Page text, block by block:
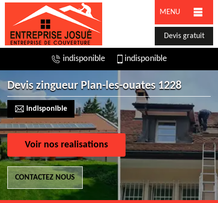
MENU
Devis gratuit
indisponible indisponible
Devis zingueur Plan-les-ouates 1228
indisponible
Voir nos realisations
CONTACTEZ NOUS